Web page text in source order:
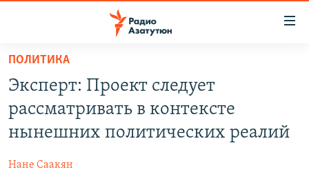
Перейти
основному
содержанию
Перейти
основной
НОВОСТИ
ПОЛИТИКА
ЭКОНОМИКА
ПОЛИТИКА
Эксперт: Проект следует
рассматривать в контексте
нынешних политических реалий
Нане Саакян